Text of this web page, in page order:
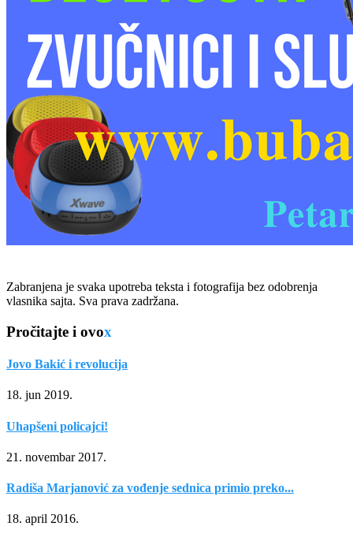
Zabranjena je svaka upotreba teksta i fotografija bez odobrenja
vlasnika sajta. Sva prava zadržana.
Pročitajte i ovox
Jovo Bakić i revolucija
18. jun 2019.
Uhapšeni policajci!
21. novembar 2017.
Radiša Marjanović za vođenje sednica primio preko...
18. april 2016.